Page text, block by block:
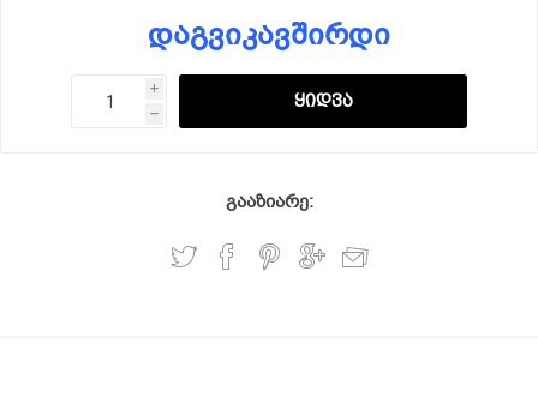
დაგვიკავშირდი
i
h
გააზიარე: